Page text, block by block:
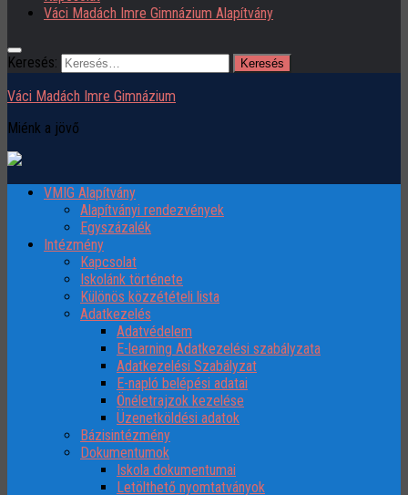
Váci Madách Imre Gimnázium Alapítvány
Keresés:
Váci Madách Imre Gimnázium
Miénk a jövő
VMIG Alapítvány
Alapítványi rendezvények
Egyszázalék
Intézmény
Kapcsolat
Iskolánk története
Különös közzétételi lista
Adatkezelés
Adatvédelem
E-learning Adatkezelési szabályzata
Adatkezelési Szabályzat
E-napló belépési adatai
Önéletrajzok kezelése
Üzenetköldési adatok
Bázisintézmény
Dokumentumok
Iskola dokumentumai
Letölthető nyomtatványok